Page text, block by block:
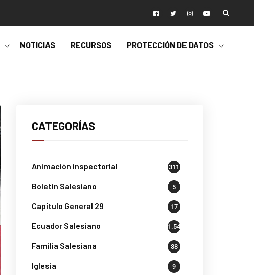
NOTICIAS RECURSOS PROTECCIÓN DE DATOS
CATEGORÍAS
Animación inspectorial 311
Boletin Salesiano 5
Capítulo General 29 17
Ecuador Salesiano 1.541
Familia Salesiana 38
Iglesia 9